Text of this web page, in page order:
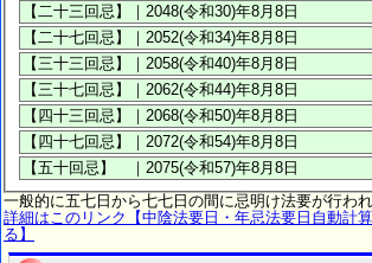
一般的に五七日から七七日の間に忌明け法要が行われ
詳細はこのリンク【中陰法要日・年忌法要日自動計
る】